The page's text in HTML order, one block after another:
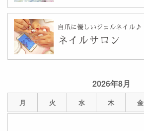
2026年8月
月 火 水 木 金
自爪に優しいジェルネイル♪
ネイルサロン